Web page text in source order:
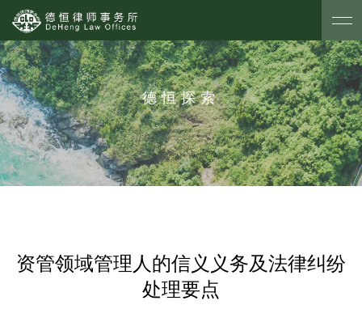
德恒探索
资管领域管理人的信义义务及法律纠纷
处理要点